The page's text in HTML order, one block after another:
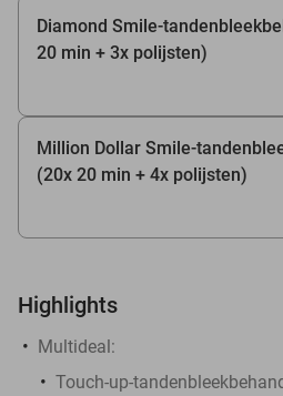
Diamond Smile-
20 min + 3x polijsten)
Million Dollar Smile-
(20x 20 min + 4x polijsten)
Highlights
Multideal:
Touch-up-